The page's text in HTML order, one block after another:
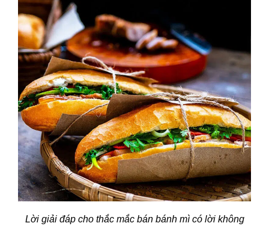
Lời giải đáp cho thắc mắc bán bánh mì có lời không